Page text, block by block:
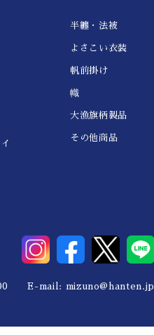
半纏・法被
よさこい衣装
帆前掛け
幟
大漁旗柄製品
その他商品
E-mail: mizuno@hanten.jp